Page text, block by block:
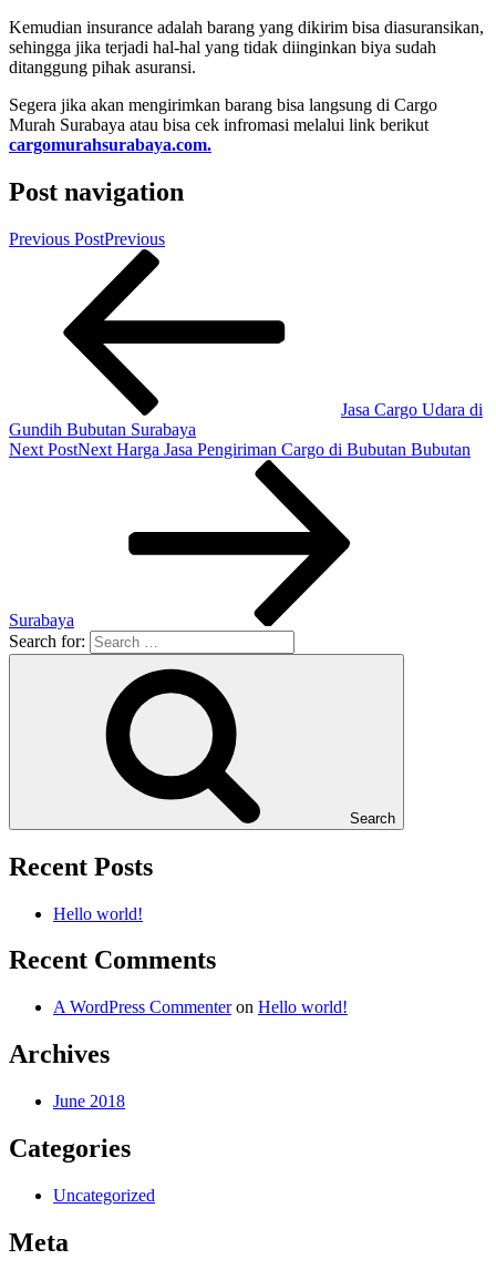
Kemudian insurance adalah barang yang dikirim bisa diasuransikan,
sehingga jika terjadi hal-hal yang tidak diinginkan biya sudah
ditanggung pihak asuransi.
Segera jika akan mengirimkan barang bisa langsung di Cargo
Murah Surabaya atau bisa cek infromasi melalui link berikut
cargomurahsurabaya.com.
Post navigation
Previous PostPrevious
Jasa Cargo Udara di
Gundih Bubutan Surabaya
Next PostNext Harga Jasa Pengiriman Cargo di Bubutan Bubutan
Surabaya
Search for:
Search
Recent Posts
Hello world!
Recent Comments
A WordPress Commenteron Hello world!
Archives
June 2018
Categories
Uncategorized
Meta